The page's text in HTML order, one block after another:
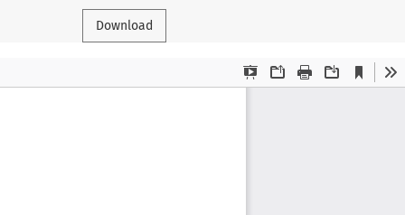
Download